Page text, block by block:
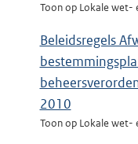
Toon op Lokale wet-
Beleidsregels
2010
Toon op Lokale wet-